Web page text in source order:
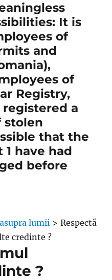
It is
of
and
of
Registry,
a
stolen
that the
have had
before
lumii > Respectă
credinte ?
?